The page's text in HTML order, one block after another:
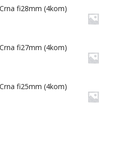
fi28mm (4kom)
fi27mm (4kom)
fi25mm (4kom)